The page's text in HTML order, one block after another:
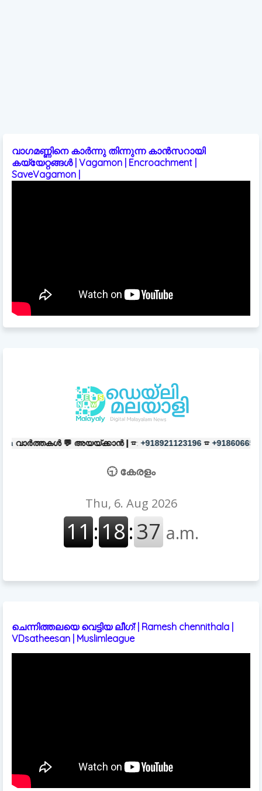
വാഗമണ്ണിനെ കാർന്നു തിന്നുന്ന കാൻസറായി
കയ്യേറ്റങ്ങൾ | Vagamon | Encroachment |
SaveVagamon |
അയയ്ക്കാൻ | ☎: +918921123196 ☎ +918606657037
🕤 കേരളം
ചെന്നിത്തലയെ വെട്ടിയ ലീഗ്! | Ramesh chennithala |
VDsatheesan | Muslimleague